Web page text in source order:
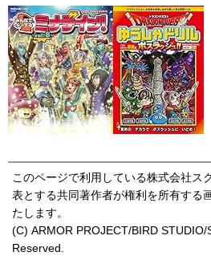
このページで利用している株式会社ス
表とする共同著作者が権利を所有する
たします。
(C) ARMOR PROJECT/BIRD STUDIO/
Reserved.